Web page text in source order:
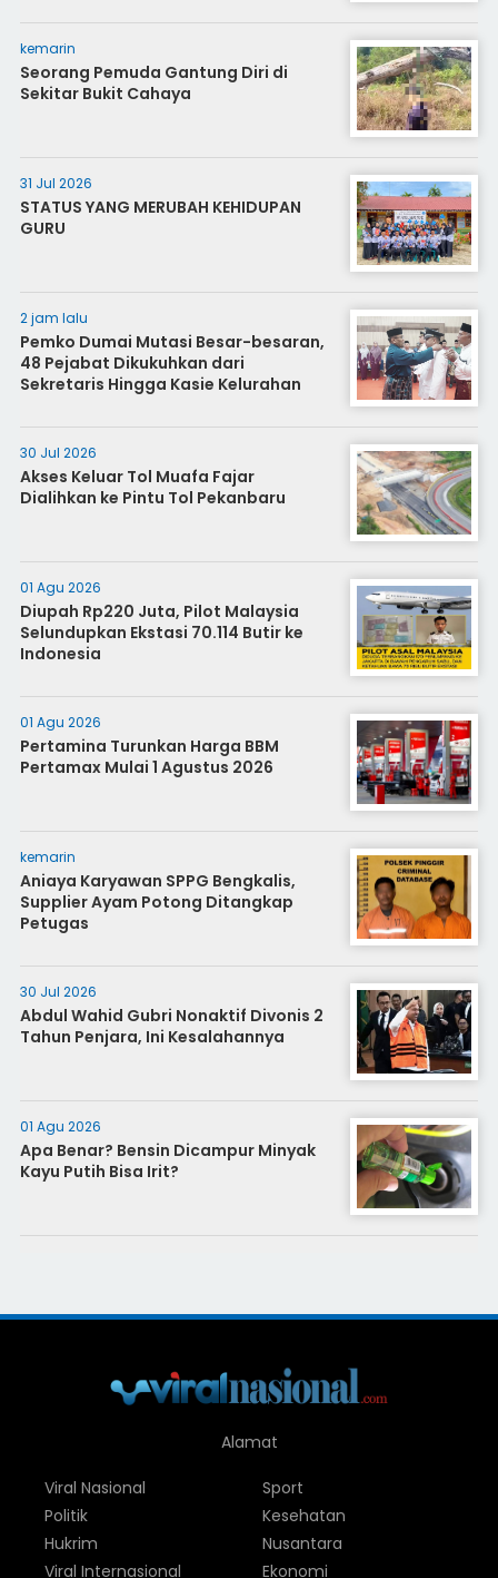
kemarin
Seorang Pemuda Gantung Diri di
Sekitar Bukit Cahaya
31 Jul 2026
STATUS YANG MERUBAH KEHIDUPAN
GURU
2 jam lalu
Pemko Dumai Mutasi Besar-besaran,
48 Pejabat Dikukuhkan dari
Sekretaris Hingga Kasie Kelurahan
30 Jul 2026
Akses Keluar Tol Muafa Fajar
Dialihkan ke Pintu Tol Pekanbaru
01 Agu 2026
Diupah Rp220 Juta, Pilot Malaysia
Selundupkan Ekstasi 70.114 Butir ke
Indonesia
01 Agu 2026
Pertamina Turunkan Harga BBM
Pertamax Mulai 1 Agustus 2026
kemarin
Aniaya Karyawan SPPG Bengkalis,
Supplier Ayam Potong Ditangkap
Petugas
30 Jul 2026
Abdul Wahid Gubri Nonaktif Divonis 2
Tahun Penjara, Ini Kesalahannya
01 Agu 2026
Apa Benar? Bensin Dicampur Minyak
Kayu Putih Bisa Irit?
Alamat
Viral Nasional
Politik
Hukrim
Viral Internasional
Sport
Kesehatan
Nusantara
Ekonomi